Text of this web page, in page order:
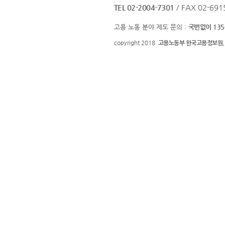
TEL 02-2004-7301 / FAX 02-
고용·노동 분야 제도 문의 : 국번없이
copyright 2018 고용노동부 한국고용정보원.